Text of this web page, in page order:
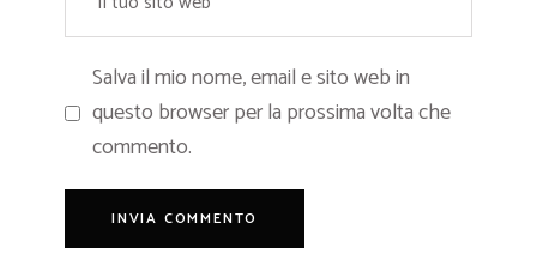
Salva il mio nome, email e sito web in
questo browser per la prossima volta che
commento.